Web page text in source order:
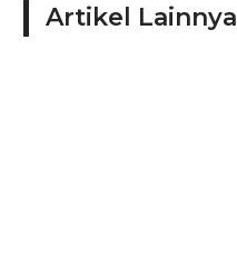
Artikel Lainnya